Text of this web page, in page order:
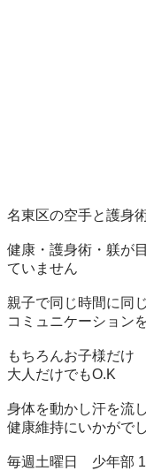
名東区の空手と護身
健康・護身術・躾が
ていません
親子で同じ時間に同
コミュニケーション
もちろんお子様だけ
大人だけでもO.K
身体を動かし汗を流
健康維持にいかがで
毎週土曜日　少年部